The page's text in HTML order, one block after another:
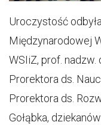
Uroczystość
Międzynarodowej
WSIiZ, prof. nadzw.
Prorektora ds.
Prorektora ds.
Gołąbka,